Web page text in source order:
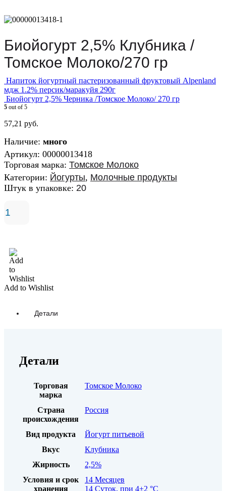
Биойогурт 2,5% Клубника /
Томское Молоко/270 гр
Напиток йогуртный пастеризованный фруктовый Alpenland
мдж 1.2% персик/маракуйя 290г
Биойогурт 2,5% Черника /Томское Молоко/ 270 гр
5 out of 5
57,21 руб.
Наличие: много
Артикул: 00000013418
Торговая марка: Томское Молоко
Категории: Йогурты, Молочные продукты
Штук в упаковке: 20
Add to Wishlist
Детали
Детали
Торговая
марка
Томское Молоко
Страна
происхождения
Россия
Вид продукта
Йогурт питьевой
Вкус
Клубника
Жирность
2,5%
Условия и срок
хранения
14 Месяцев
14 Суток, при 4±2 °С